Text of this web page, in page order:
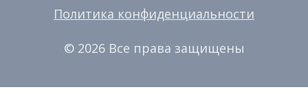
Политика конфиденциальности
© 2026 Все права защищены